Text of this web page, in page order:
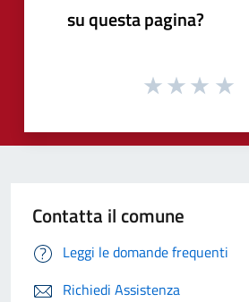
su questa pagina?
Contatta il comune
Leggi le domande frequenti
Richiedi Assistenza